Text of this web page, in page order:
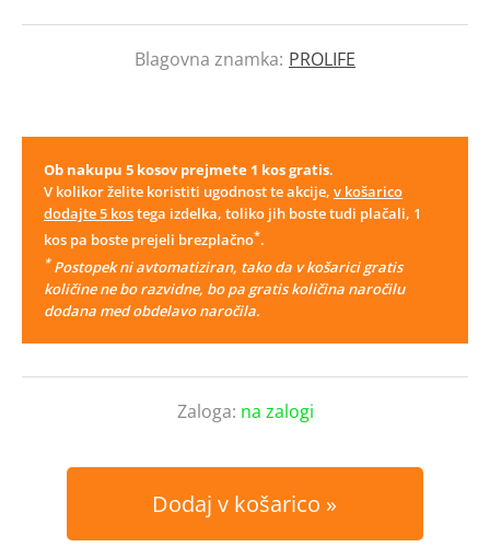
Blagovna znamka: PROLIFE
Ob nakupu 5 kosov prejmete 1 kos gratis.
V kolikor želite koristiti ugodnost te akcije, v košarico
dodajte 5 kostega izdelka, toliko jih boste tudi plačali, 1
kos pa boste prejeli brezplačno*.
*Postopek ni avtomatiziran, tako da v košarici gratis
količine ne bo razvidne, bo pa gratis količina naročilu
dodana med obdelavo naročila.
Zaloga: na zalogi
Dodaj v košarico